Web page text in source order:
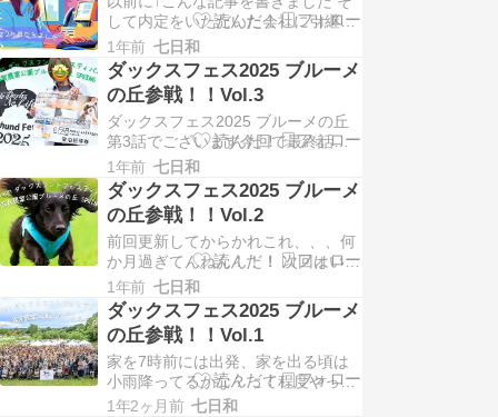
んさんたさんとそう君と一緒に
WHATWONへいってその後は初めて
[…]
して内定をいただいた会社に引継ぎ
の間待ってもらって、6月から新し
い職場で勤務しています 前の職場の
引継ぎとは。。。結局新しい人を入
れることもなく私のしていたことを
総務である社長の姉に引継 […]
1年前 七日和
ダックスフェス2025 ブルーメ
の丘参戦！！Vol.3
ダックスフェス2025 ブルーメの丘
第3話でございます今回で最終話で
ございますm(__)m次回に続くシリ
ーズは次回迄が長いと、おいお
い！！ってなりますよねってことで
お盆休みに早々にアップをと思いま
してでは本題に～ アスラ […]
1年前 七日和
ダックスフェス2025 ブルーメ
の丘参戦！！Vol.2
前回更新してからかれこれ、、、何
か月過ぎてんねん！！！ 次回はいう
て2か月もたってるやんか、、、す
んません、、、、nana転職いたしま
して、53歳というお年頃全てにおい
て一つの事しか集中してできませ
ん、、、、 昔はもっと […]
1年前 七日和
ダックスフェス2025 ブルーメ
の丘参戦！！Vol.1
家を7時前には出発、家を出る頃は
小雨降ってるかな？って程度やった
けど草津過ぎたあたりでそこそこ雨
1年2ヶ月前 七日和